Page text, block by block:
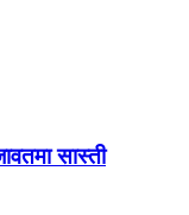
सास्ती